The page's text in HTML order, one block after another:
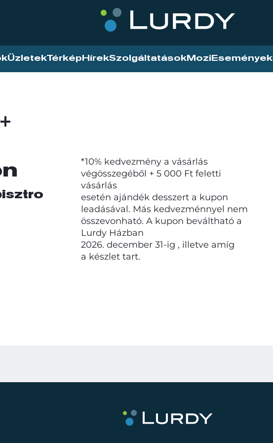
ÜzletekTérkép HírekSzolgáltatások Mozi Események
*10% kedvezmény a vásárlás
végösszegéből + 5 000 Ft feletti
vásárlás
esetén ajándék desszert a kupon
leadásával. Más kedvezménnyel nem
összevonható. A kupon beváltható a
Lurdy Házban
2026. december 31-ig , illetve amíg
a készlet tart.